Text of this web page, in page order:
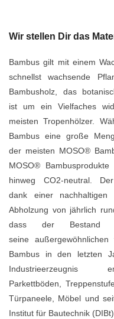
Wir stellen Dir das
Bambus gilt mit einem
schnellst wachsende
Bambusholz, das
ist um ein Vielfaches
meisten Tropenhölzer.
Bambus eine große
der meisten MOSO®
MOSO®
hinweg CO2-neutral.
dank einer
Abholzung von jährlich
dass der Bestand
seine
Bambus in den letzten
Parkettböden,
Türpaneele, Möbel und
Institut für Bautechnik